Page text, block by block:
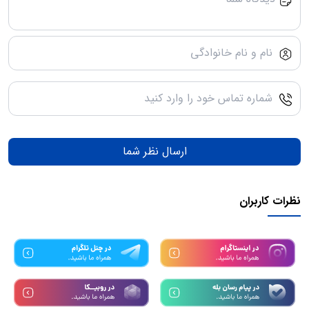
ارسال نظر شما
نظرات کاربران